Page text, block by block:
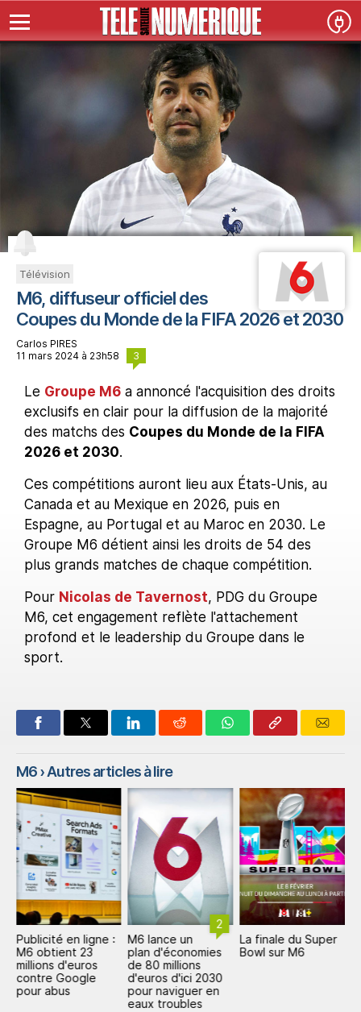
Télévision
M6, diffuseur officiel des
Coupes du Monde de la FIFA 2026 et 2030
Carlos PIRES
11 mars 2024 à 23h58
3
Le Groupe M6 a annoncé l'acquisition des droits
exclusifs en clair pour la diffusion de la majorité
des matchs des Coupes du Monde de la FIFA
2026 et 2030.
Ces compétitions auront lieu aux États-Unis, au
Canada et au Mexique en 2026, puis en
Espagne, au Portugal et au Maroc en 2030. Le
Groupe M6 détient ainsi les droits de 54 des
plus grands matches de chaque compétition.
Pour Nicolas de Tavernost, PDG du Groupe
M6, cet engagement reflète l'attachement
profond et le leadership du Groupe dans le
sport.
M6› Autres articles à lire
Publicité en ligne :
M6 obtient 23
millions d'euros
contre Google
pour abus
2
M6 lance un
plan d'économies
de 80 millions
d'euros d'ici 2030
pour naviguer en
eaux troubles
La finale du Super
Bowl sur M6